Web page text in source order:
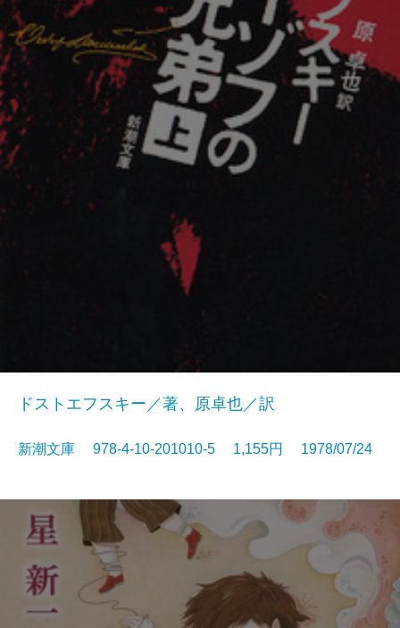
ドストエフスキー／著、原卓也／訳
新潮文庫 978-4-10-201010-5 1,155円 1978/07/24